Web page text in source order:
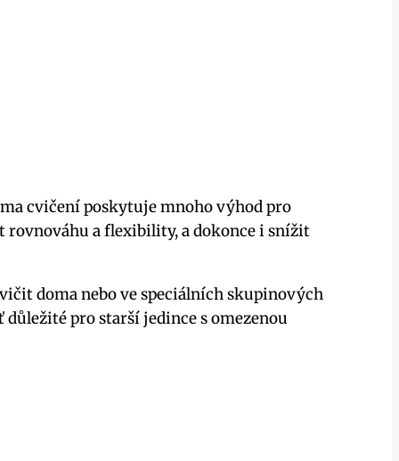
cvičení poskytuje mnoho výhod pro
a flexibility, a dokonce i snížit
doma nebo ve speciálních skupinových
pro starší jedince s omezenou